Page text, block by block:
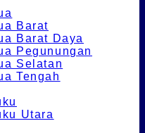
Barat
Barat Daya
Pegunungan
Selatan
Tengah
Utara